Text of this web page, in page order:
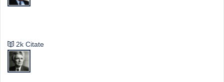
2k Citate